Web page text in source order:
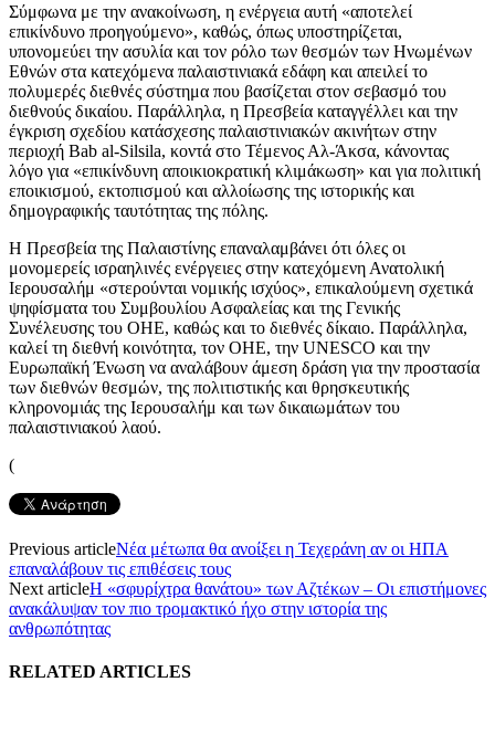
Σύμφωνα με την ανακοίνωση, η ενέργεια αυτή «αποτελεί
επικίνδυνο προηγούμενο», καθώς, όπως υποστηρίζεται,
υπονομεύει την ασυλία και τον ρόλο των θεσμών των Ηνωμένων
Εθνών στα κατεχόμενα παλαιστινιακά εδάφη και απειλεί το
πολυμερές διεθνές σύστημα που βασίζεται στον σεβασμό του
διεθνούς δικαίου. Παράλληλα, η Πρεσβεία καταγγέλλει και την
έγκριση σχεδίου κατάσχεσης παλαιστινιακών ακινήτων στην
περιοχή Bab al-Silsila, κοντά στο Τέμενος Αλ-Άκσα, κάνοντας
λόγο για «επικίνδυνη αποικιοκρατική κλιμάκωση» και για πολιτική
εποικισμού, εκτοπισμού και αλλοίωσης της ιστορικής και
δημογραφικής ταυτότητας της πόλης.
Η Πρεσβεία της Παλαιστίνης επαναλαμβάνει ότι όλες οι
μονομερείς ισραηλινές ενέργειες στην κατεχόμενη Ανατολική
Ιερουσαλήμ «στερούνται νομικής ισχύος», επικαλούμενη σχετικά
ψηφίσματα του Συμβουλίου Ασφαλείας και της Γενικής
Συνέλευσης του ΟΗΕ, καθώς και το διεθνές δίκαιο. Παράλληλα,
καλεί τη διεθνή κοινότητα, τον ΟΗΕ, την UNESCO και την
Ευρωπαϊκή Ένωση να αναλάβουν άμεση δράση για την προστασία
των διεθνών θεσμών, της πολιτιστικής και θρησκευτικής
κληρονομιάς της Ιερουσαλήμ και των δικαιωμάτων του
παλαιστινιακού λαού.
(
Previous articleΝέα μέτωπα θα ανοίξει η Τεχεράνη αν οι ΗΠΑ
επαναλάβουν τις επιθέσεις τους
Next articleΗ «σφυρίχτρα θανάτου» των Αζτέκων – Οι επιστήμονες
ανακάλυψαν τον πιο τρομακτικό ήχο στην ιστορία της
ανθρωπότητας
RELATED ARTICLES